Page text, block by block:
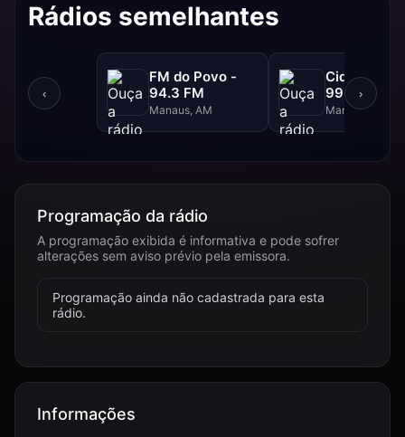
Rádios semelhantes
‹
FM do Povo -
94.3 FM
Manaus, AM
Cidade FM -
99.3 FM
Manaus, AM
›
Programação da rádio
A programação exibida é informativa e pode sofrer
alterações sem aviso prévio pela emissora.
Programação ainda não cadastrada para esta
rádio.
Informações